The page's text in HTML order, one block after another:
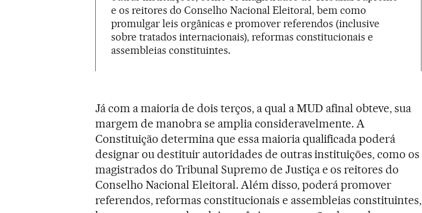
e os reitores do Conselho Nacional Eleitoral, bem como
promulgar leis orgânicas e promover referendos (inclusive
sobre tratados internacionais), reformas constitucionais e
assembleias constituintes.
Já com a maioria de dois terços, a qual a MUD afinal obteve, sua
margem de manobra se amplia consideravelmente. A
Constituição determina que essa maioria qualificada poderá
designar ou destituir autoridades de outras instituições, como os
magistrados do Tribunal Supremo de Justiça e os reitores do
Conselho Nacional Eleitoral. Além disso, poderá promover
referendos, reformas constitucionais e assembleias constituintes,